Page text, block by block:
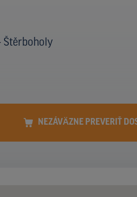
Štěrboholy
NEZÁVÄZNE PREVERIŤ